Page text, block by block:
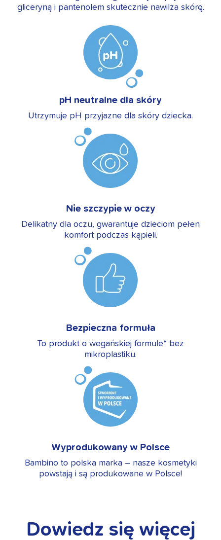
gliceryną i pantenolem skutecznie nawilża skórę.
pH neutralne dla skóry
Utrzymuje pH przyjazne dla skóry dziecka.
Nie szczypie w oczy
Delikatny dla oczu, gwarantuje dzieciom pełen
komfort podczas kąpieli.
Bezpieczna formuła
To produkt o wegańskiej formule* bez
mikroplastiku.
Wyprodukowany w Polsce
Bambino to polska marka – nasze kosmetyki
powstają i są produkowane w Polsce!
Dowiedz się więcej